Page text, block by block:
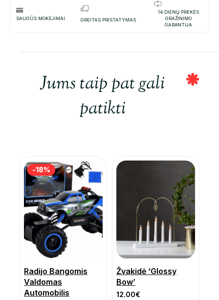
SAUGŪS MOKĖJIMAI GREITAS PRISTATYMAS
14 DIENŲ PREKĖS
GRAŽINIMO
GARANTIJA
Jums taip pat gali
patikti
Radijo Bangomis
Valdomas
Automobilis
-18%
-18%
Žvakidė ‘Glossy
Bow’
12.00€